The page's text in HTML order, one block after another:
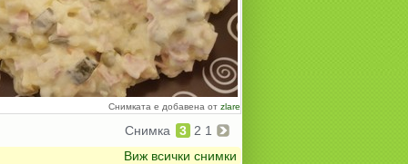
Снимката е добавена от zlare
Снимка 3 2 1
Виж всички снимки